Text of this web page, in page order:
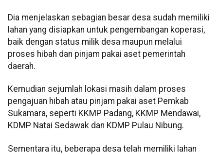
Dia menjelaskan sebagian besar desa sudah memiliki
lahan yang disiapkan untuk pengembangan koperasi,
baik dengan status milik desa maupun melalui
proses hibah dan pinjam pakai aset pemerintah
daerah.
Kemudian sejumlah lokasi masih dalam proses
pengajuan hibah atau pinjam pakai aset Pemkab
Sukamara, seperti KKMP Padang, KKMP Mendawai,
KDMP Natai Sedawak dan KDMP Pulau Nibung.
Sementara itu, beberapa desa telah memiliki lahan